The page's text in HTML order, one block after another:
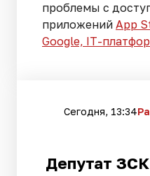
проблемы с
приложений App
Google, IT-
Сегодня, 13:34
Депутат